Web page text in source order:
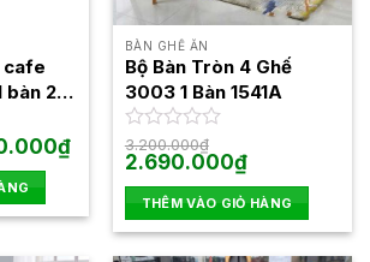
cafe
bàn 2
₫Giá
hiện
1.280.000₫.
BÀN GHẾ ĂN
Bộ Bàn Tròn 4 Ghế
3003 1 Bàn 1541A
Được
xếp
hạng
0
5
sao
3.200.000₫
Giá
gốc
là:
3.200.000₫.
2.690.000₫Giá
hiện
tại
là:
2.690.000₫.
THÊM VÀO GIỎ HÀNG